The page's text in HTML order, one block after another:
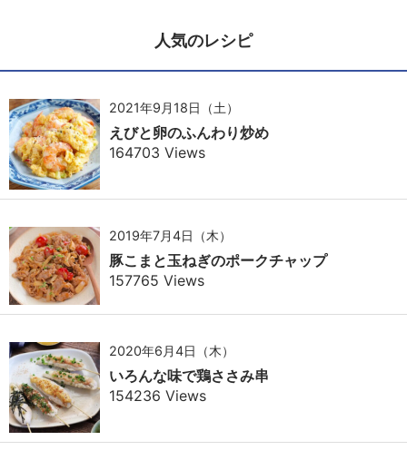
人気のレシピ
2021年9月18日（土）
えびと卵のふんわり炒め
164703 Views
2019年7月4日（木）
豚こまと玉ねぎのポークチャップ
157765 Views
2020年6月4日（木）
いろんな味で鶏ささみ串
154236 Views